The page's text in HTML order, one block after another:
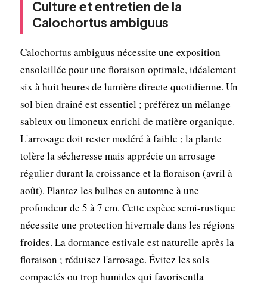
Culture et entretien de la
Calochortus ambiguus
Calochortus ambiguus nécessite une exposition
ensoleillée pour une floraison optimale, idéalement
six à huit heures de lumière directe quotidienne. Un
sol bien drainé est essentiel ; préférez un mélange
sableux ou limoneux enrichi de matière organique.
L'arrosage doit rester modéré à faible ; la plante
tolère la sécheresse mais apprécie un arrosage
régulier durant la croissance et la floraison (avril à
août). Plantez les bulbes en automne à une
profondeur de 5 à 7 cm. Cette espèce semi-rustique
nécessite une protection hivernale dans les régions
froides. La dormance estivale est naturelle après la
floraison ; réduisez l'arrosage. Évitez les sols
compactés ou trop humides qui favorisentla